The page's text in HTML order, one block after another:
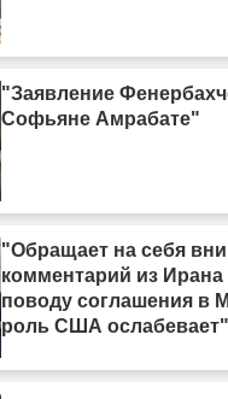
"Заявление
Софьяне Амрабате"
"Обращает на себя
комментарий из Ирана
поводу соглашения в
роль США ослабевает"